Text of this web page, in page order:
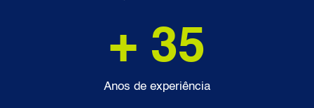
Anos de experiência
+ 35